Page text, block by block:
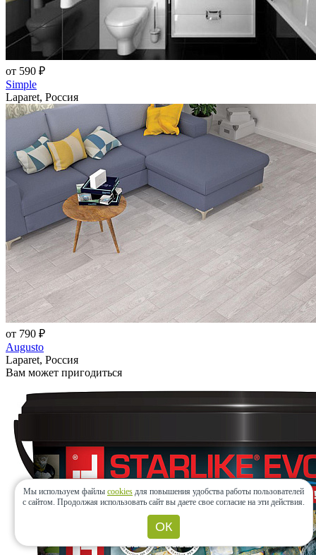
от 590 ₽
Simple
Laparet, Россия
от 790 ₽
Augusto
Laparet, Россия
Вам может пригодиться
Мы используем файлы cookies для повышения удобства работы пользователей
с сайтом. Продолжая использовать сайт вы даете свое согласие на эти действия.
ОК